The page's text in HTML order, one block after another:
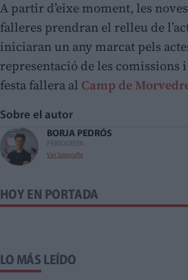
A partir d’eixe moment, les
falleres prendran el relleu de
iniciaran un any marcat pels
representació de les comissions
festa fallera al Camp de
Sobre el autor
BORJA PEDRÓS
PERIODISTA
Ver biografía
HOY EN PORTADA
LO MÁS LEÍDO